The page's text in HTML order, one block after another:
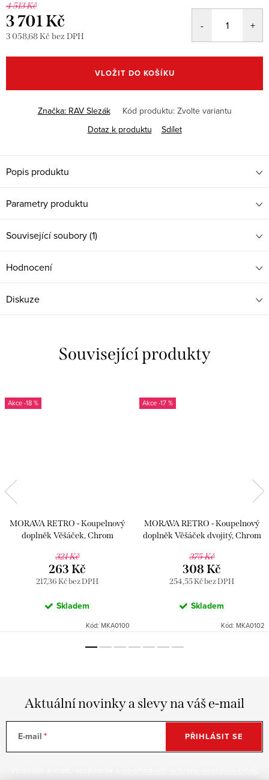
4 513 Kč
3 701 Kč
3 058,68 Kč bez DPH
cena:
VLOŽIT DO KOŠÍKU
Značka: RAV Slezák Kód produktu: Zvolte variantu
Dotaz k produktu
Sdílet
Popis produktu
Parametry produktu
Související soubory (1)
Hodnocení
Diskuze
Související produkty
-18 %
MORAVA RETRO - Koupelnový
doplněk Věšáček, Chrom
321 Kč
217,36 Kč bez DPH
263 Kč
Skladem
Kód: MKA0100
-17 %
MORAVA RETRO - Koupelnový
doplněk Věšáček dvojitý, Chrom
375 Kč
254,55 Kč bez DPH
308 Kč
Skladem
Kód: MKA0102
Aktuální novinky a slevy na váš e-mail
E-mail PŘIHLÁSIT SE